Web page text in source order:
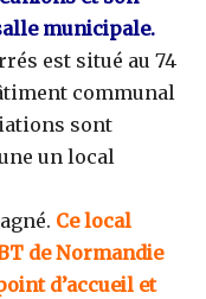
municipale.
est situé au 74
communal
sont
un local
Ce local
de Normandie
d’accueil et